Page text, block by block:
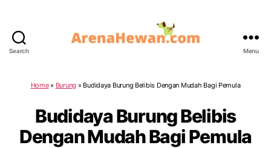
Search Menu
Home» Burung » Budidaya Burung Belibis Dengan Mudah Bagi Pemula
Budidaya Burung Belibis
Dengan Mudah Bagi Pemula